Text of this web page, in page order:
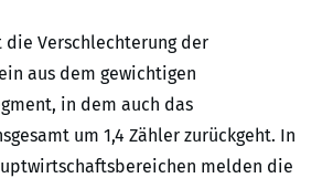
Verschlechterung der
aus dem gewichtigen
in dem auch das
um 1,4 Zähler zurückgeht. In
melden die